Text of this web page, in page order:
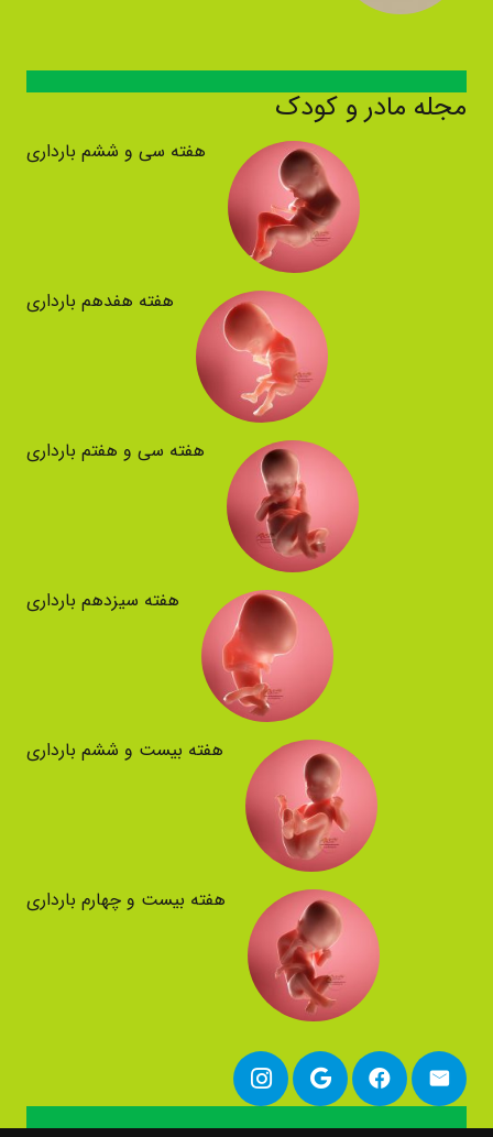
مجله مادر و کودک
هفته سی و ششم بارداری
هفته هفدهم بارداری
هفته سی و هفتم بارداری
هفته سیزدهم بارداری
هفته بیست و ششم بارداری
هفته بیست و چهارم بارداری